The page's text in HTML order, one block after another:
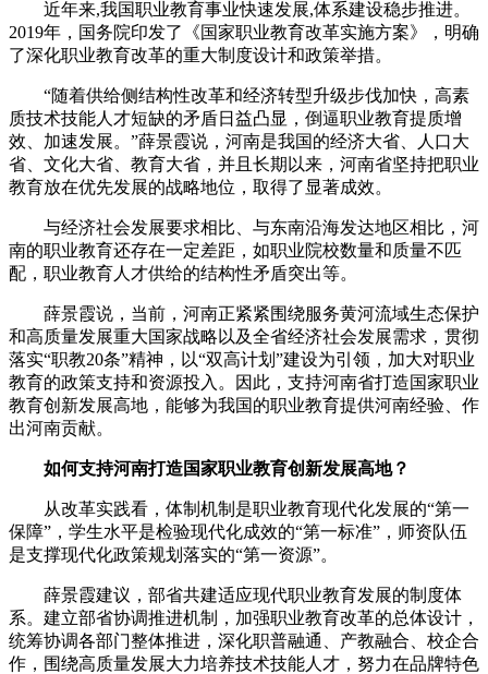
近年来,我国职业教育事业快速发展,体系建设稳步推进。
2019年，国务院印发了《国家职业教育改革实施方案》，明确
了深化职业教育改革的重大制度设计和政策举措。
“随着供给侧结构性改革和经济转型升级步伐加快，高素
质技术技能人才短缺的矛盾日益凸显，倒逼职业教育提质增
效、加速发展。”薛景霞说，河南是我国的经济大省、人口大
省、文化大省、教育大省，并且长期以来，河南省坚持把职业
教育放在优先发展的战略地位，取得了显著成效。
与经济社会发展要求相比、与东南沿海发达地区相比，河
南的职业教育还存在一定差距，如职业院校数量和质量不匹
配，职业教育人才供给的结构性矛盾突出等。
薛景霞说，当前，河南正紧紧围绕服务黄河流域生态保护
和高质量发展重大国家战略以及全省经济社会发展需求，贯彻
落实“职教20条”精神，以“双高计划”建设为引领，加大对职业
教育的政策支持和资源投入。因此，支持河南省打造国家职业
教育创新发展高地，能够为我国的职业教育提供河南经验、作
出河南贡献。
如何支持河南打造国家职业教育创新发展高地？
从改革实践看，体制机制是职业教育现代化发展的“第一
保障”，学生水平是检验现代化成效的“第一标准”，师资队伍
是支撑现代化政策规划落实的“第一资源”。
薛景霞建议，部省共建适应现代职业教育发展的制度体
系。建立部省协调推进机制，加强职业教育改革的总体设计，
统筹协调各部门整体推进，深化职普融通、产教融合、校企合
作，围绕高质量发展大力培养技术技能人才，努力在品牌特色